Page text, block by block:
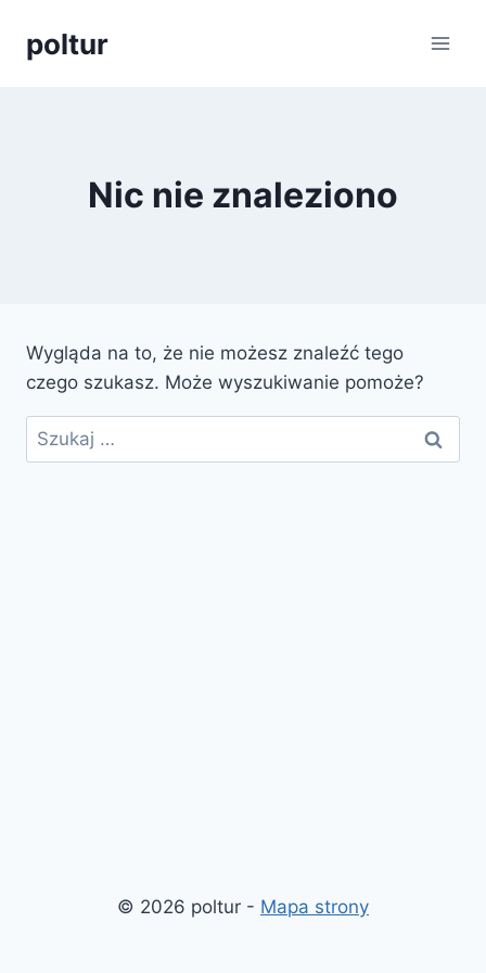
poltur
Nic nie znaleziono
Wygląda na to, że nie możesz znaleźć tego
czego szukasz. Może wyszukiwanie pomoże?
Szukaj:
© 2026 poltur - Mapa strony